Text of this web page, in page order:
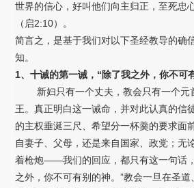
世界的信心，好叫他们向主归正，至死忠
（启2:10）。
简言之，是基于我们对以下圣经教导的确
知。
1、十诫的第一诫，“除了我之外，你不可
新妇只有一个丈夫，教会只有一个元
王。真正明白这一诫命，并对此认真的信
的主权垂涎三尺、希望分一杯羹的要求
自妻子、父母，还是来自国家、政党；无
着枪炮——我们的回应，都只有这一句话
之外，你不可有别的神。”教会一旦在圣